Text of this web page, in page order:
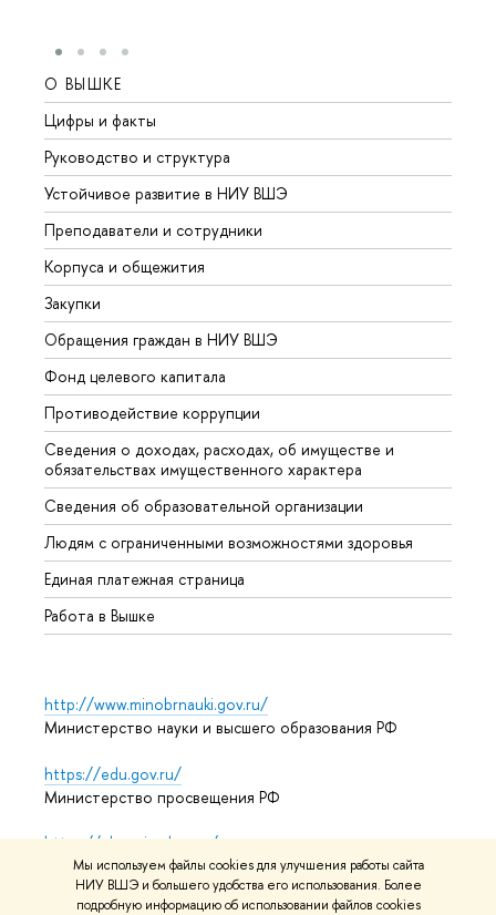
Мы используем файлы cookies для улучшения работы сайта
НИУ ВШЭ и большего удобства его использования. Более
подробную информацию об использовании файлов cookies
О ВЫШКЕ
Цифры и факты
Руководство и структура
Устойчивое развитие в НИУ ВШЭ
Преподаватели и сотрудники
Корпуса и общежития
Закупки
Обращения граждан в НИУ ВШЭ
Фонд целевого капитала
Противодействие коррупции
Сведения о доходах, расходах, об имуществе и
обязательствах имущественного характера
Сведения об образовательной организации
Людям с ограниченными возможностями здоровья
Единая платежная страница
Работа в Вышке
http://www.minobrnauki.gov.ru/
Министерство науки и высшего образования РФ
https://edu.gov.ru/
Министерство просвещения РФ
https://elearning.hse.ru/mooc
Массовые открытые онлайн-курсы